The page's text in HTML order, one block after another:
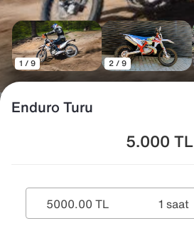
1 / 9 2 / 9
Enduro Turu
5.000 TL
5000.00 TL 1 saat